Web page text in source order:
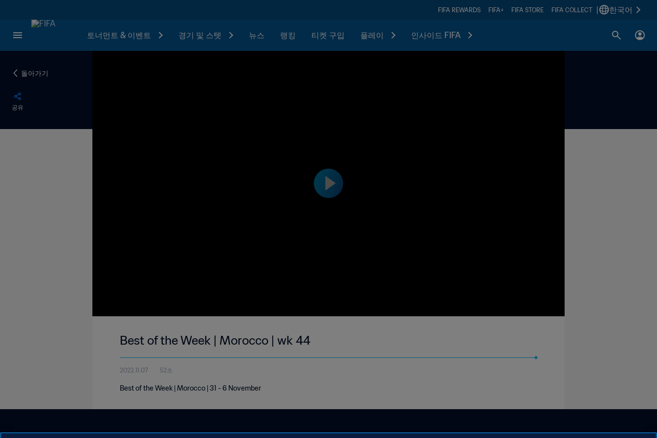
FIFA REWARDS FIFA+ FIFA STORE FIFA COLLECT 한국어
토너먼트 & 이벤트 경기 및 스텟 뉴스 랭킹 티켓 구입 플레이 인사이드 FIFA
돌아가기
공유
Best of the Week | Morocco | wk 44
2022.11.07 52초
Best of the Week | Morocco | 31 - 6 November